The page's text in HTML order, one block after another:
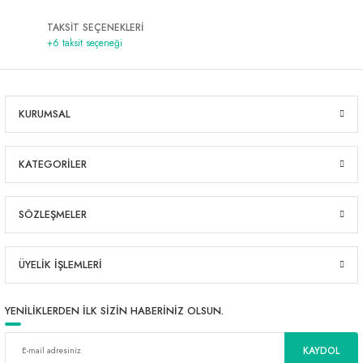
TAKSİT SEÇENEKLERİ
+6 taksit seçeneği
KURUMSAL
KATEGORİLER
SÖZLEŞMELER
ÜYELİK İŞLEMLERİ
YENİLİKLERDEN İLK SİZİN HABERİNİZ OLSUN.
KAYDOL